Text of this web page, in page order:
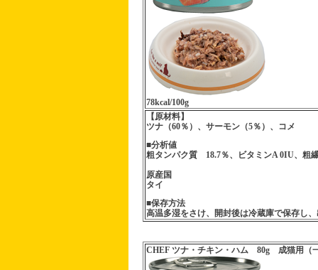
78kcal/100g
【原材料】
ツナ（60％）、サーモン（5％）、コメ
■分析値
粗タンパク質 18.7％、ビタミンA 0IU、粗
原産国
タイ
■保存方法
高温多湿をさけ、開封後は冷蔵庫で保存し
CHEF ツナ・チキン・ハム 80g 成猫用（